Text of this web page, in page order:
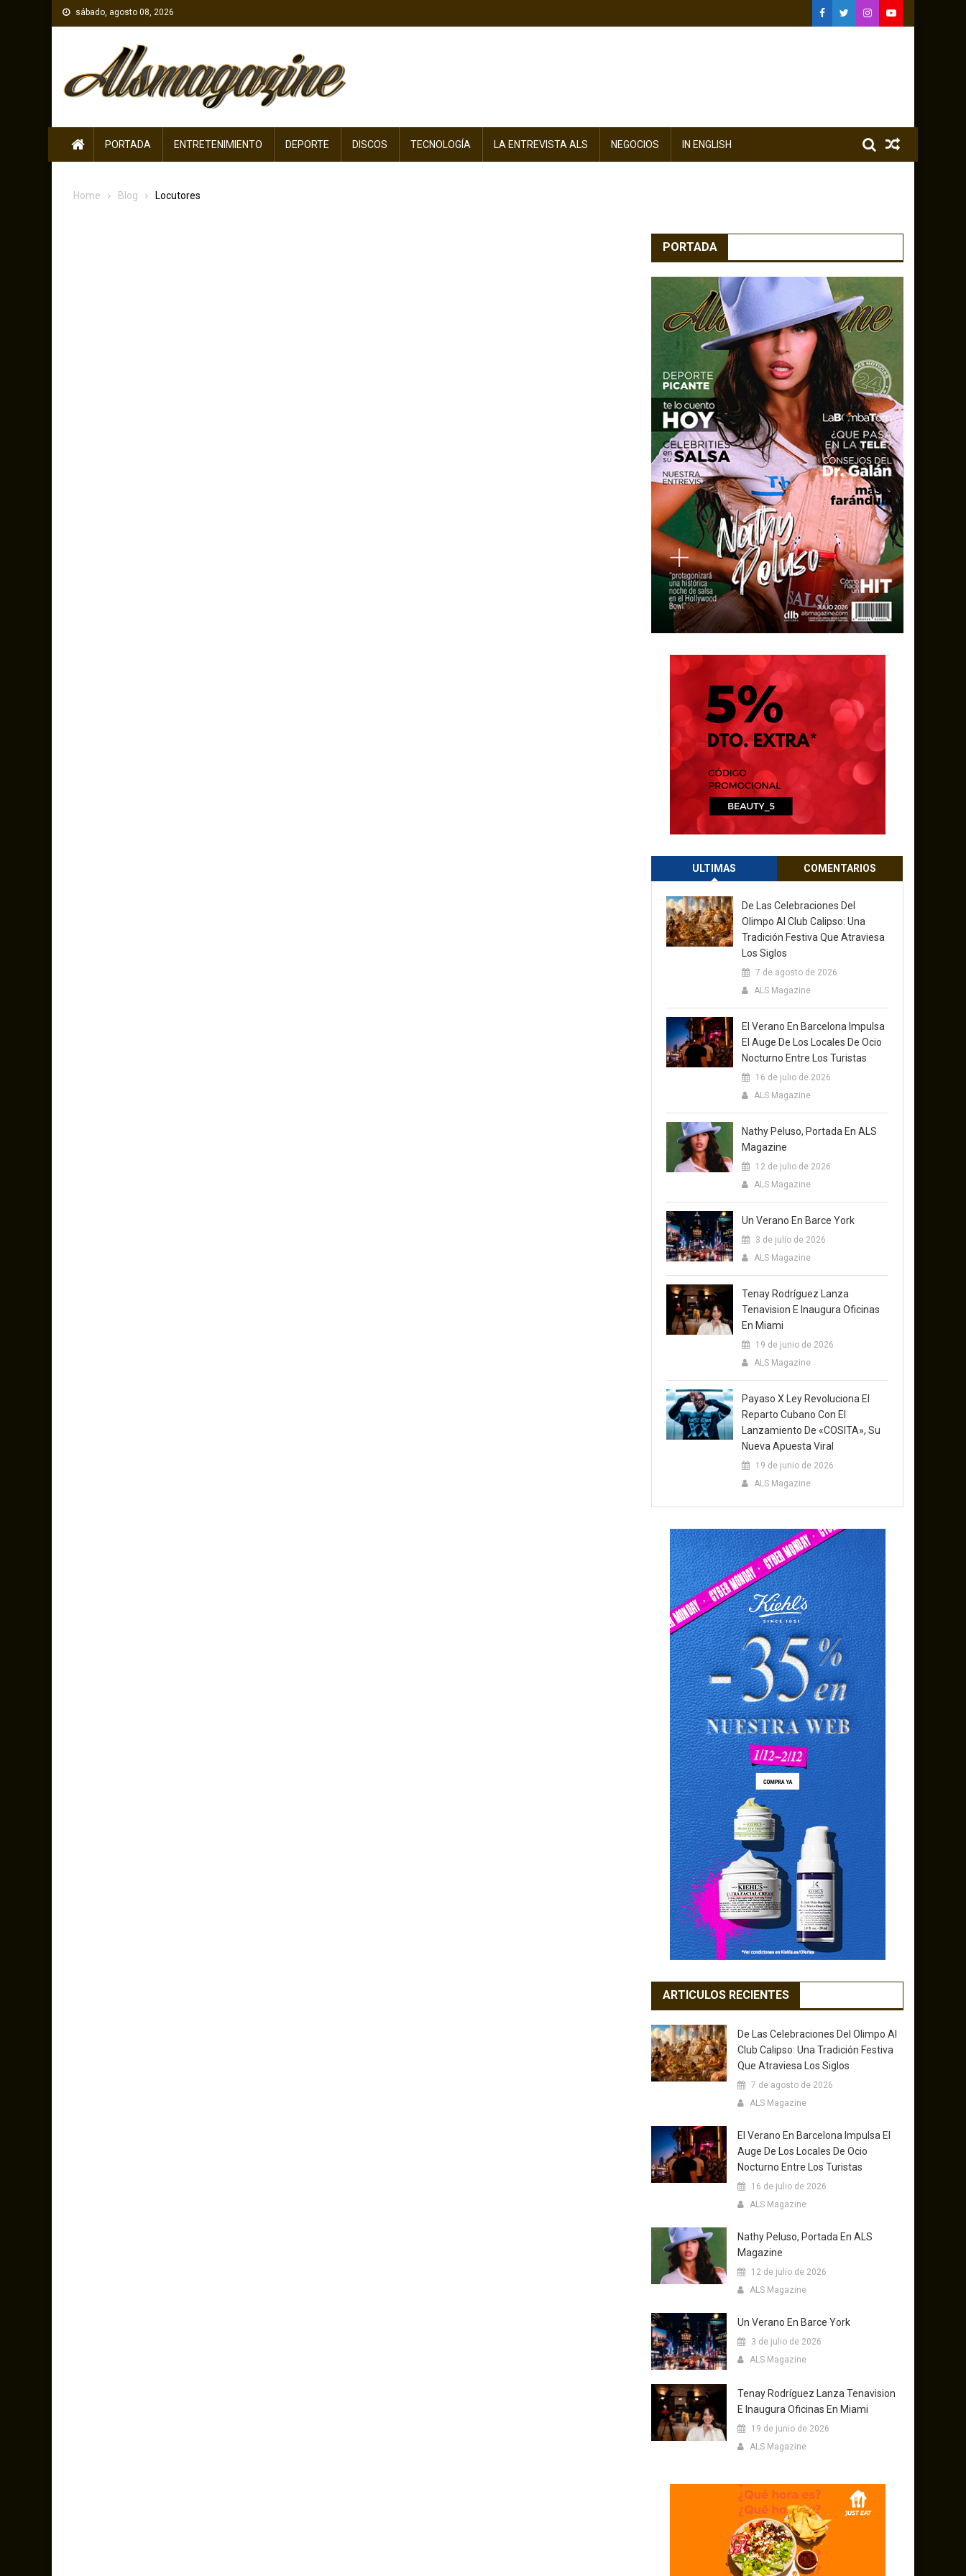
sábado, agosto 08, 2026
PORTADA ENTRETENIMIENTO DEPORTE DISCOS TECNOLOGÍA LA ENTREVISTA ALS NEGOCIOS IN ENGLISH
Home Blog Locutores
PORTADA
ULTIMAS COMENTARIOS
De Las Celebraciones Del
Olimpo Al Club Calipso: Una
Tradición Festiva Que Atraviesa
Los Siglos
7 de agosto de 2026
ALS Magazine
El Verano En Barcelona Impulsa
El Auge De Los Locales De Ocio
Nocturno Entre Los Turistas
16 de julio de 2026
ALS Magazine
Nathy Peluso, Portada En ALS
Magazine
12 de julio de 2026
ALS Magazine
Un Verano En Barce York
3 de julio de 2026
ALS Magazine
Tenay Rodríguez Lanza
Tenavision E Inaugura Oficinas
En Miami
19 de junio de 2026
ALS Magazine
Payaso X Ley Revoluciona El
Reparto Cubano Con El
Lanzamiento De «COSITA», Su
Nueva Apuesta Viral
19 de junio de 2026
ALS Magazine
ARTICULOS RECIENTES
De Las Celebraciones Del Olimpo Al
Club Calipso: Una Tradición Festiva
Que Atraviesa Los Siglos
7 de agosto de 2026
ALS Magazine
El Verano En Barcelona Impulsa El
Auge De Los Locales De Ocio
Nocturno Entre Los Turistas
16 de julio de 2026
ALS Magazine
Nathy Peluso, Portada En ALS
Magazine
12 de julio de 2026
ALS Magazine
Un Verano En Barce York
3 de julio de 2026
ALS Magazine
Tenay Rodríguez Lanza Tenavision
E Inaugura Oficinas En Miami
19 de junio de 2026
ALS Magazine